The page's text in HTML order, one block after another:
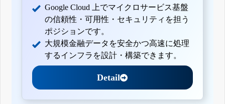
Google Cloud 上でマイクロサービス基盤
の信頼性・可用性・セキュリティを担う
ポジションです。
大規模金融データを安全かつ高速に処理
するインフラを設計・構築できます。
Detail